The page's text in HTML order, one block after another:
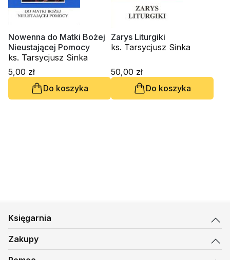
Nowenna do Matki Bożej
Nieustającej Pomocy
ks. Tarsycjusz Sinka
5,00 zł
Do koszyka
Zarys Liturgiki
ks. Tarsycjusz Sinka
50,00 zł
Do koszyka
Księgarnia
Zakupy